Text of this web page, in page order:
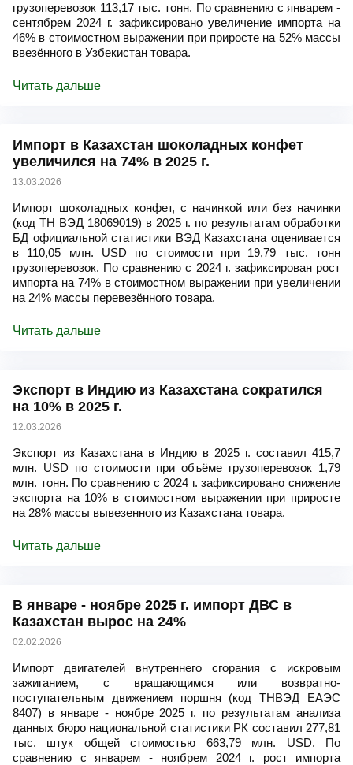
грузоперевозок 113,17 тыс. тонн. По сравнению с январем -
сентябрем 2024 г. зафиксировано увеличение импорта на
46% в стоимостном выражении при приросте на 52% массы
ввезённого в Узбекистан товара.
Читать дальше
Импорт в Казахстан шоколадных конфет
увеличился на 74% в 2025 г.
13.03.2026
Импорт шоколадных конфет, с начинкой или без начинки
(код ТН ВЭД 18069019) в 2025 г. по результатам обработки
БД официальной статистики ВЭД Казахстана оценивается
в 110,05 млн. USD по стоимости при 19,79 тыс. тонн
грузоперевозок. По сравнению с 2024 г. зафиксирован рост
импорта на 74% в стоимостном выражении при увеличении
на 24% массы перевезённого товара.
Читать дальше
Экспорт в Индию из Казахстана сократился
на 10% в 2025 г.
12.03.2026
Экспорт из Казахстана в Индию в 2025 г. составил 415,7
млн. USD по стоимости при объёме грузоперевозок 1,79
млн. тонн. По сравнению с 2024 г. зафиксировано снижение
экспорта на 10% в стоимостном выражении при приросте
на 28% массы вывезенного из Казахстана товара.
Читать дальше
В январе - ноябре 2025 г. импорт ДВС в
Казахстан вырос на 24%
02.02.2026
Импорт двигателей внутреннего сгорания с искровым
зажиганием, с вращающимся или возвратно-
поступательным движением поршня (код ТНВЭД ЕАЭС
8407) в январе - ноябре 2025 г. по результатам анализа
данных бюро национальной статистики РК составил 277,81
тыс. штук общей стоимостью 663,79 млн. USD. По
сравнению с январем - ноябрем 2024 г. рост импорта